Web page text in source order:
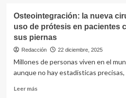
Osteointegración: la nueva
uso de prótesis en pacientes
sus piernas
Redacción 22 diciembre, 2025
Millones de personas viven en el
aunque no hay estadísticas precisas,
Leer másLeer